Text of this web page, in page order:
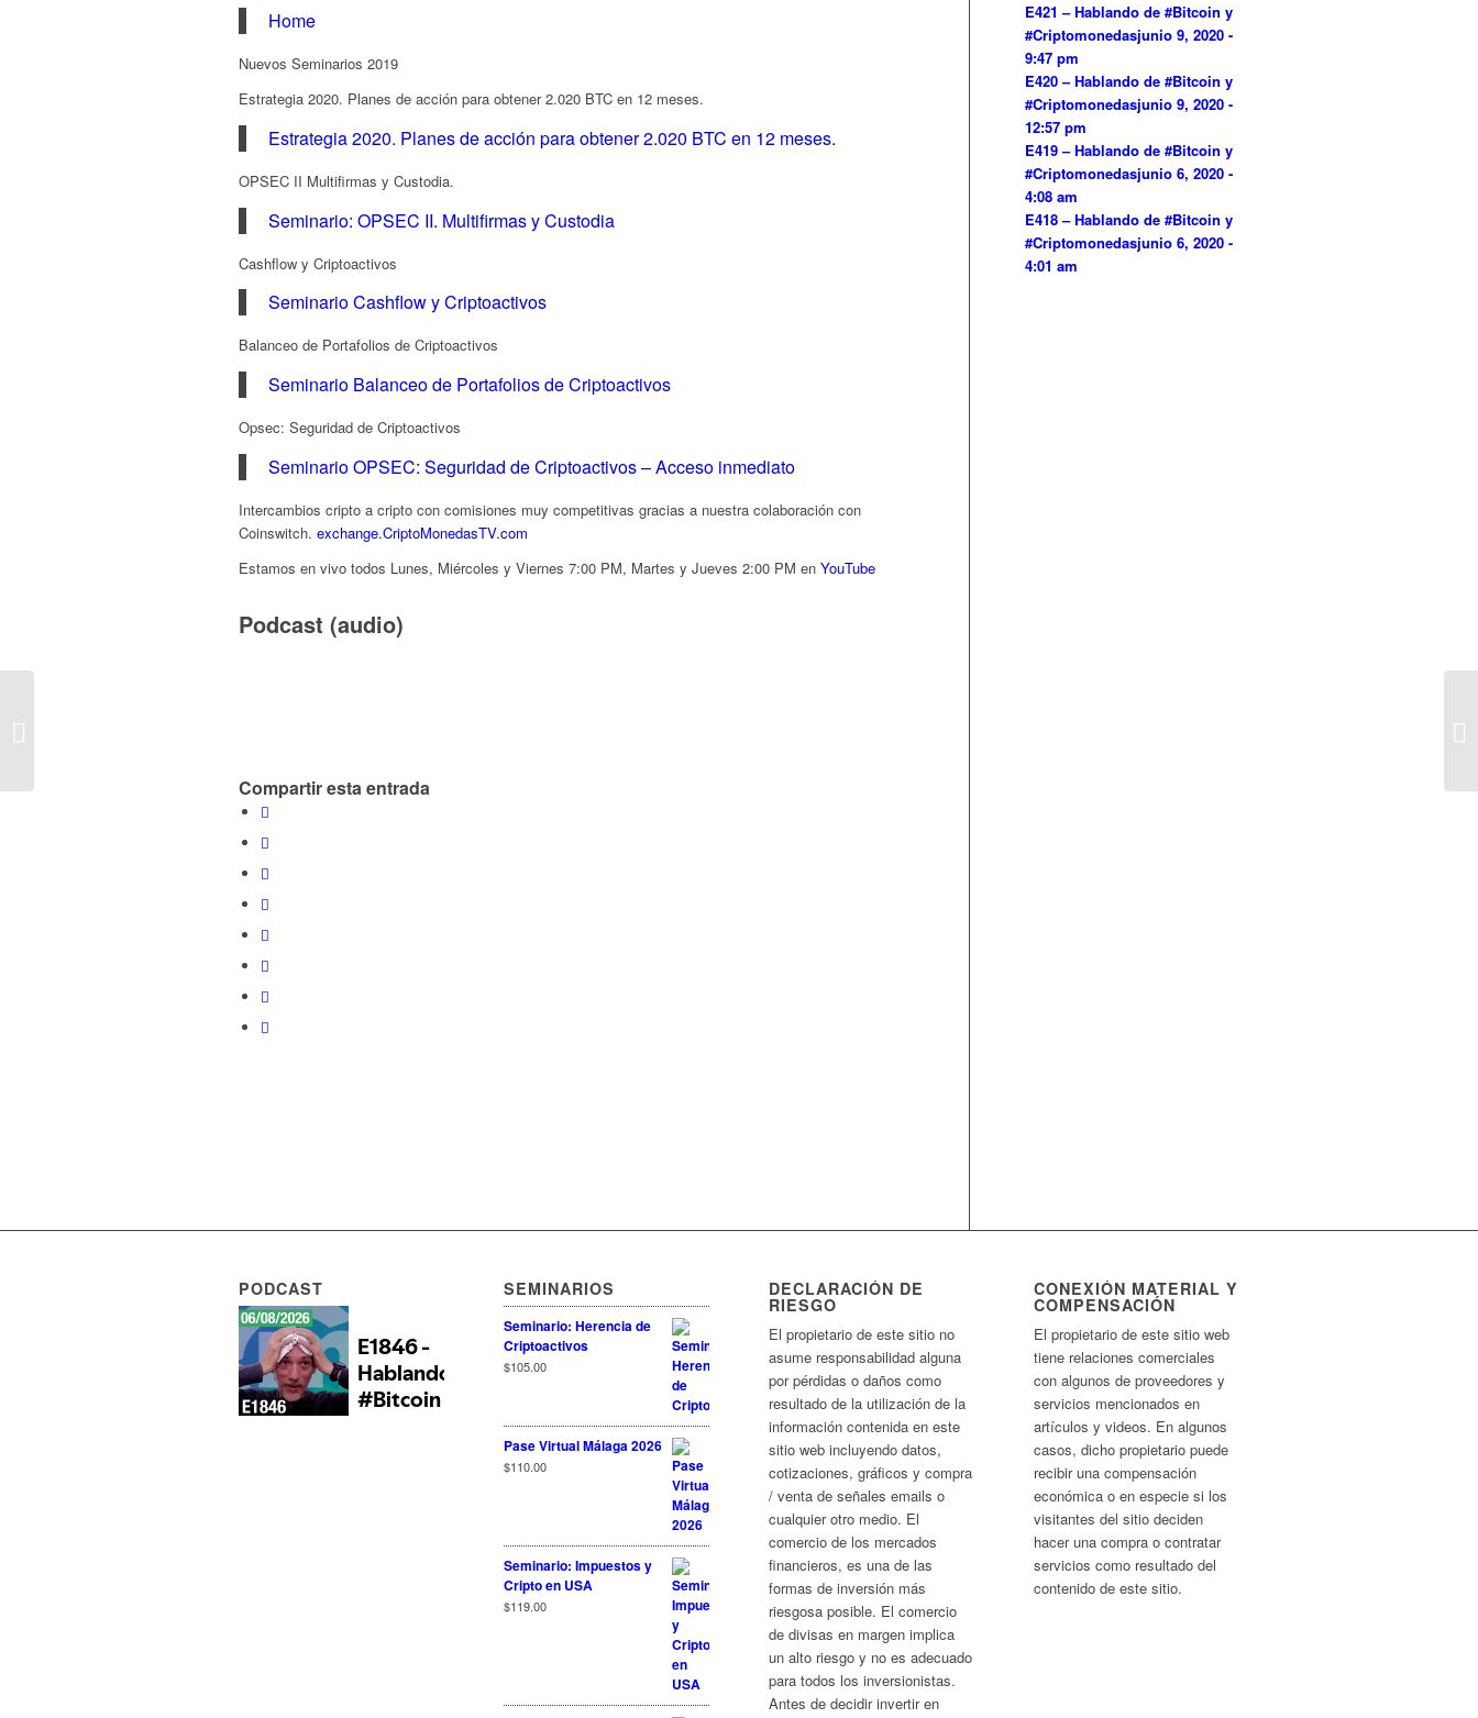
Home
Nuevos Seminarios 2019
Estrategia 2020. Planes de acción para obtener 2.020 BTC en 12 meses.
Estrategia 2020. Planes de acción para obtener 2.020 BTC en 12 meses.
OPSEC II Multifirmas y Custodia.
Seminario: OPSEC II. Multifirmas y Custodia
Cashflow y Criptoactivos
Seminario Cashflow y Criptoactivos
Balanceo de Portafolios de Criptoactivos
Seminario Balanceo de Portafolios de Criptoactivos
Opsec: Seguridad de Criptoactivos
Seminario OPSEC: Seguridad de Criptoactivos – Acceso inmediato
Intercambios cripto a cripto con comisiones muy competitivas gracias a nuestra colaboración con
Coinswitch. exchange.CriptoMonedasTV.com
Estamos en vivo todos Lunes, Miércoles y Viernes 7:00 PM, Martes y Jueves 2:00 PM en YouTube
Podcast (audio)
Compartir esta entrada
E421 – Hablando de #Bitcoin y
#Criptomonedasjunio 9, 2020 -
9:47 pm
E420 – Hablando de #Bitcoin y
#Criptomonedasjunio 9, 2020 -
12:57 pm
E419 – Hablando de #Bitcoin y
#Criptomonedasjunio 6, 2020 -
4:08 am
E418 – Hablando de #Bitcoin y
#Criptomonedasjunio 6, 2020 -
4:01 am
PODCAST SEMINARIOS
Seminario: Herencia de
Criptoactivos
$105.00
Pase Virtual Málaga 2026
$110.00
Seminario: Impuestos y
Cripto en USA
$119.00
DECLARACIÓN DE
RIESGO
El propietario de este sitio no
asume responsabilidad alguna
por pérdidas o daños como
resultado de la utilización de la
información contenida en este
sitio web incluyendo datos,
cotizaciones, gráficos y compra
/ venta de señales emails o
cualquier otro medio. El
comercio de los mercados
financieros, es una de las
formas de inversión más
riesgosa posible. El comercio
de divisas en margen implica
un alto riesgo y no es adecuado
para todos los inversionistas.
Antes de decidir invertir en
CONEXIÓN MATERIAL Y
COMPENSACIÓN
El propietario de este sitio web
tiene relaciones comerciales
con algunos de proveedores y
servicios mencionados en
artículos y videos. En algunos
casos, dicho propietario puede
recibir una compensación
económica o en especie si los
visitantes del sitio deciden
hacer una compra o contratar
servicios como resultado del
contenido de este sitio.